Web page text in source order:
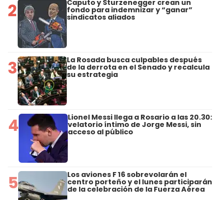
2 Caputo y Sturzenegger crean un
fondo para indemnizar y “ganar”
sindicatos aliados
3 La Rosada busca culpables después
de la derrota en el Senado y recalcula
su estrategia
4 Lionel Messi llega a Rosario a las 20.30:
velatorio íntimo de Jorge Messi, sin
acceso al público
5 Los aviones F 16 sobrevolarán el
centro porteño y el lunes participarán
de la celebración de la Fuerza Aérea